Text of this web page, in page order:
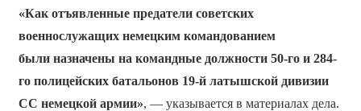
«Как отъявленные предатели советских
военнослужащих немецким командованием
были назначены на командные должности 50-го и 284-
го полицейских батальонов 19-й латышской дивизии
СС немецкой армии», — указывается в материалах дела.